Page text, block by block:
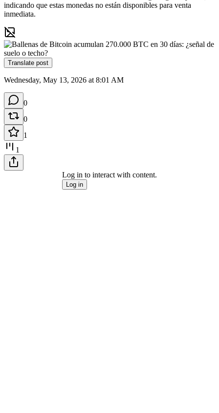
indicando que estas monedas no están disponibles para venta
inmediata.
Translate post
Wednesday, May 13, 2026 at 8:01 AM
0
0
1
1
Log in to interact with content.
Log in